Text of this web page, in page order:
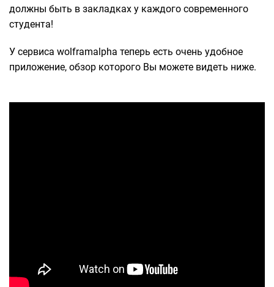
должны быть в закладках у каждого современного
студента!
У сервиса wolframalpha теперь есть очень удобное
приложение, обзор которого Вы можете видеть ниже.